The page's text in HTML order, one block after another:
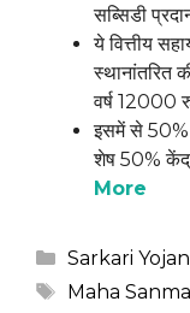
सब्सिडी
ये वित्तीय
स्थानांतरित
वर्ष 12000
इसमें से 50%
शेष 50% केंद्र
More
Categories
Sarkari
Tags
Maha